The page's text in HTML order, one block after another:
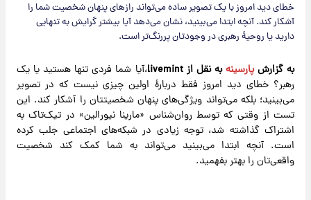
خطای دید امروز با یک تصویر ساده می‌تواند رازهای پنهان شخصیت شما را
آشکار کند. آنچه ابتدا می‌بینید، نشان می‌دهد آیا بیشتر گرایش به تنهایی
دارید یا روحیهٔ رهبری در وجودتان پررنگ‌تر است.
به گزارشپارسینهبه نقل از livemint
،آیا شما فردی تنها هستید یا یک
رهبر؟ خطای دید امروز فقط دربارهٔ اولین چیزی نیست که در تصویر
می‌بینید؛ بلکه می‌تواند ویژگی‌های پنهان شخصیتتان را آشکار کند. این
تست از وقتی که توسط روان‌شناس «مارینا نیورالین» در تیک‌تاک به
اشتراک گذاشته شد، توجه زیادی در شبکه‌های اجتماعی جلب کرده
است. آنچه ابتدا می‌بینید می‌تواند به شما کمک کند شخصیت
واقعی‌تان را بهتر بفهمید.